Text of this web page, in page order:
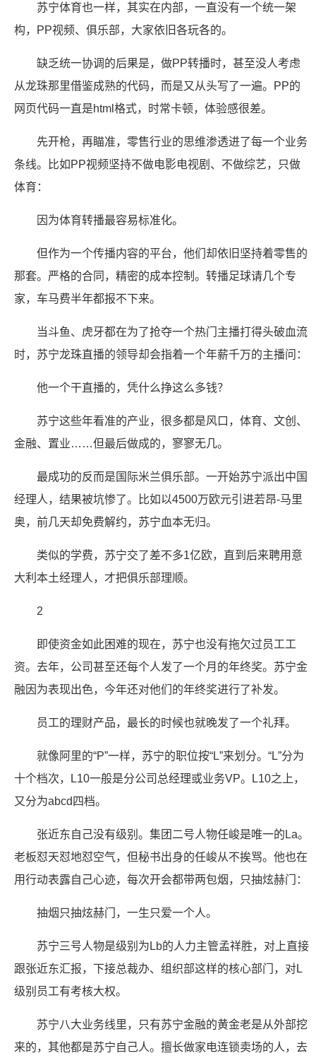
苏宁体育也一样，其实在内部，一直没有一个统一架
构，PP视频、俱乐部，大家依旧各玩各的。
缺乏统一协调的后果是，做PP转播时，甚至没人考虑
从龙珠那里借鉴成熟的代码，而是又从头写了一遍。PP的
网页代码一直是html格式，时常卡顿，体验感很差。
先开枪，再瞄准，零售行业的思维渗透进了每一个业务
条线。比如PP视频坚持不做电影电视剧、不做综艺，只做
体育：
因为体育转播最容易标准化。
但作为一个传播内容的平台，他们却依旧坚持着零售的
那套。严格的合同，精密的成本控制。转播足球请几个专
家，车马费半年都报不下来。
当斗鱼、虎牙都在为了抢夺一个热门主播打得头破血流
时，苏宁龙珠直播的领导却会指着一个年薪千万的主播问：
他一个干直播的，凭什么挣这么多钱？
苏宁这些年看准的产业，很多都是风口，体育、文创、
金融、置业……但最后做成的，寥寥无几。
最成功的反而是国际米兰俱乐部。一开始苏宁派出中国
经理人，结果被坑惨了。比如以4500万欧元引进若昂-马里
奥，前几天却免费解约，苏宁血本无归。
类似的学费，苏宁交了差不多1亿欧，直到后来聘用意
大利本土经理人，才把俱乐部理顺。
2
即使资金如此困难的现在，苏宁也没有拖欠过员工工
资。去年，公司甚至还每个人发了一个月的年终奖。苏宁金
融因为表现出色，今年还对他们的年终奖进行了补发。
员工的理财产品，最长的时候也就晚发了一个礼拜。
就像阿里的“P”一样，苏宁的职位按“L”来划分。“L”分为
十个档次，L10一般是分公司总经理或业务VP。L10之上，
又分为abcd四档。
张近东自己没有级别。集团二号人物任峻是唯一的La。
老板怼天怼地怼空气，但秘书出身的任峻从不挨骂。他也在
用行动表露自己心迹，每次开会都带两包烟，只抽炫赫门：
抽烟只抽炫赫门，一生只爱一个人。
苏宁三号人物是级别为Lb的人力主管孟祥胜，对上直接
跟张近东汇报，下接总裁办、组织部这样的核心部门，对L
级别员工有考核大权。
苏宁八大业务线里，只有苏宁金融的黄金老是从外部挖
来的，其他都是苏宁自己人。擅长做家电连锁卖场的人，去